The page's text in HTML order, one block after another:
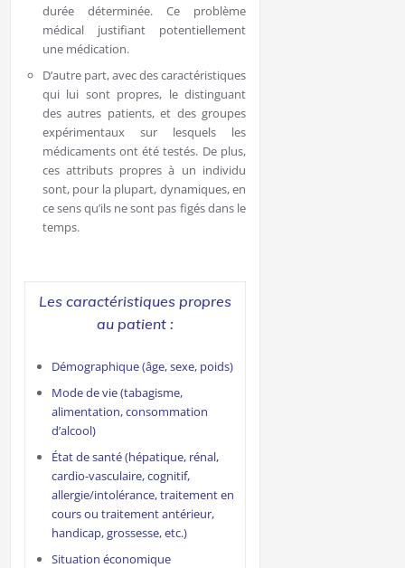
durée déterminée. Ce problème
médical justifiant potentiellement
une médication.
D’autre part, avec des caractéristiques
qui lui sont propres, le distinguant
des autres patients, et des groupes
expérimentaux sur lesquels les
médicaments ont été testés. De plus,
ces attributs propres à un individu
sont, pour la plupart, dynamiques, en
ce sens qu’ils ne sont pas figés dans le
temps.
Les caractéristiques propres
au patient :
Démographique (âge, sexe, poids)
Mode de vie (tabagisme,
alimentation, consommation
d’alcool)
État de santé (hépatique, rénal,
cardio-vasculaire, cognitif,
allergie/intolérance, traitement en
cours ou traitement antérieur,
handicap, grossesse, etc.)
Situation économique